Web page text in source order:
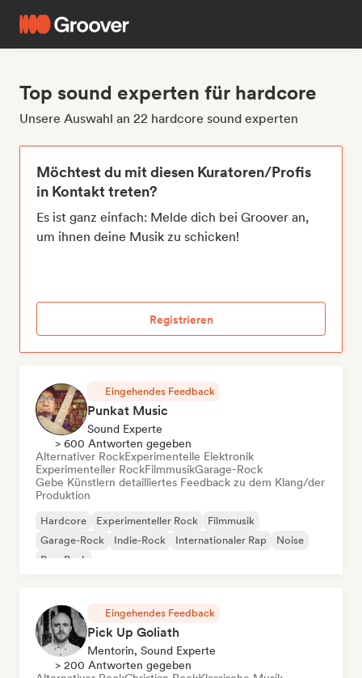
Top sound experten für hardcore
Unsere Auswahl an 22 hardcore sound experten
Möchtest du mit diesen Kuratoren/Profis
in Kontakt treten?
Es ist ganz einfach: Melde dich bei Groover an,
um ihnen deine Musik zu schicken!
Registrieren
Eingehendes Feedback
Punkat Music
Sound Experte
> 600 Antworten gegeben
Alternativer RockExperimentelle Elektronik
Experimenteller RockFilmmusikGarage-Rock
Gebe Künstlern detailliertes Feedback zu dem Klang/der
Produktion
Hardcore Experimenteller Rock
Filmmusik
Garage-Rock
Indie-Rock Internationaler Rap
Noise
Pop-Punk
Eingehendes Feedback
Pick Up Goliath
Mentorin, Sound Experte
> 200 Antworten gegeben